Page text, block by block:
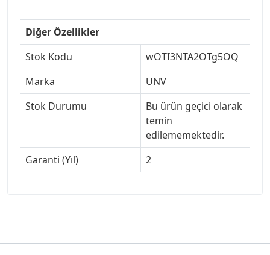
Diğer Özellikler
Stok Kodu
wOTI3NTA2OTg5OQ
Marka
UNV
Stok Durumu
Bu ürün geçici olarak
temin
edilememektedir.
Garanti (Yıl)
2